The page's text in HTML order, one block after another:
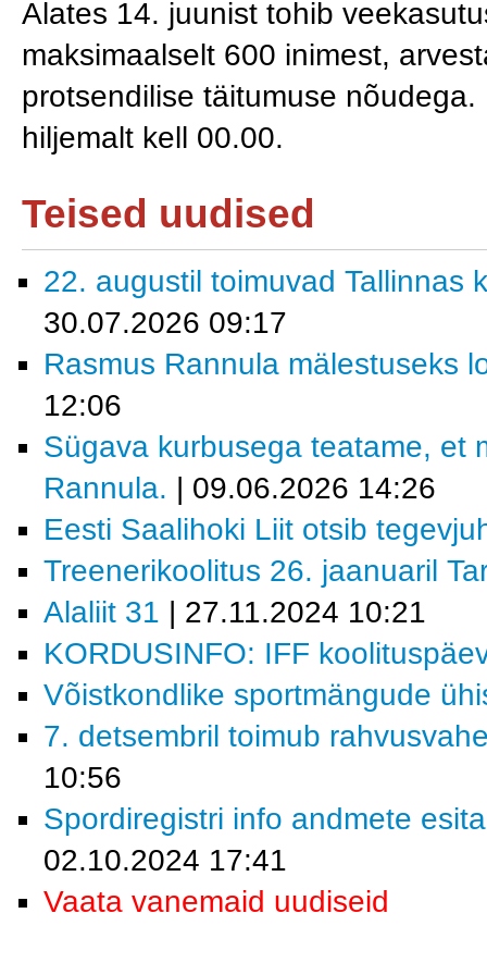
Alates 14. juunist tohib
maksimaalselt 600 inimest,
protsendilise täitumuse
hiljemalt kell 00.00.
Teised uudised
22. augustil toimuvad Tallinnas
30.07.2026 09:17
Rasmus Rannula mälestuseks
12:06
Sügava kurbusega teatame, et
Rannula. | 09.06.2026 14:26
Eesti Saalihoki Liit otsib
Treenerikoolitus 26. jaanuaril
Alaliit 31 | 27.11.2024 10:21
KORDUSINFO: IFF
Võistkondlike sportmängude
7. detsembril toimub
10:56
Spordiregistri info andmete
02.10.2024 17:41
Vaata vanemaid uudiseid